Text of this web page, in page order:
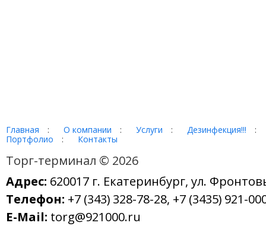
Главная : О компании : Услуги : Дезинфекция!!!
:
Портфолио
: Контакты
Торг-терминал © 2026
Адрес: 620017 г. Екатеринбург, ул.
Телефон: +7 (343) 328-78-28, +7 (3435) 921-
E-Mail: torg@921000.ru